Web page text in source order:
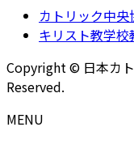
カトリック中央
キリスト教学
Copyright © 日本カ
Reserved.
MENU